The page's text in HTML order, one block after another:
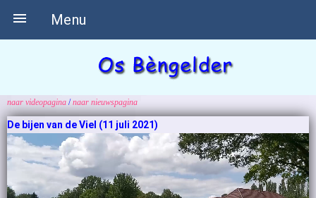
Menu

naar videopagina /naar nieuwspagina
De bijen van de Viel (11 juli 2021)